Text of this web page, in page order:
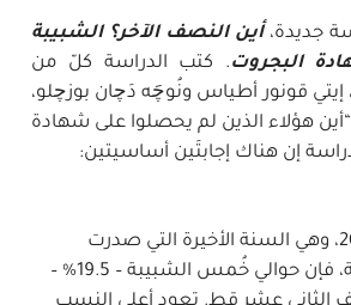
جديدة،أين النصف الآخر؟ الشبيبة
البجروت. كتب الدراسة كلّ من
قونور أطياس ونُوچَه دَچان بوزچلو،
هؤلاء الذين لم يحصلوا على شهادة
إن هناك إجابتَين أساسيتين:
وفقًا لمعطيات 2014، وهي السنة الأخيرة التي صدرت
بشأنها بيانات كاملة، فإن حوالي خُمس الشبيبة – 19.5% –